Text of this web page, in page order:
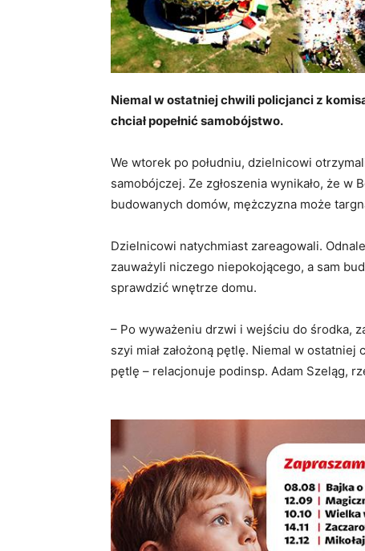
Niemal w ostatniej chwili policjanci z
chciał popełnić samobójstwo.
We wtorek po południu, dzielnicowi
samobójczej. Ze zgłoszenia wynikało, że
budowanych domów, mężczyzna może
Dzielnicowi natychmiast zareagowali.
zauważyli niczego niepokojącego, a sam
sprawdzić wnętrze domu.
– Po wyważeniu drzwi i wejściu do środka,
szyi miał założoną pętlę. Niemal w
pętlę – relacjonuje podinsp. Adam Szeląg,